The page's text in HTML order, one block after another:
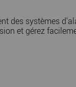
des systèmes
et gérez